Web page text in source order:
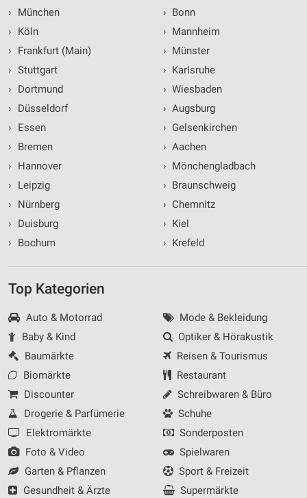
›
München
›
Köln
›
Frankfurt (Main)
› Stuttgart
›
Dortmund
›
Düsseldorf
›
Essen
›
Bremen
›
Hannover
›
Leipzig
›
Nürnberg
›
Duisburg
›
Bochum
› Bonn
› Mannheim
› Münster
› Karlsruhe
› Wiesbaden
› Augsburg
› Gelsenkirchen
› Aachen
› Mönchengladbach
› Braunschweig
› Chemnitz
› Kiel
› Krefeld
Top Kategorien
Auto & Motorrad
Baby & Kind
Baumärkte
Biomärkte
Discounter
Drogerie & Parfümerie
Elektromärkte
Foto & Video
Garten & Pflanzen
Gesundheit & Ärzte
Mode & Bekleidung
Optiker & Hörakustik
Reisen & Tourismus
Restaurant
Schreibwaren & Büro
Schuhe
Sonderposten
Spielwaren
Sport & Freizeit
Supermärkte